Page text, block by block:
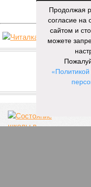
ЕЩЕ ИЗ
Продолжая
согласие на
сайтом и
можете